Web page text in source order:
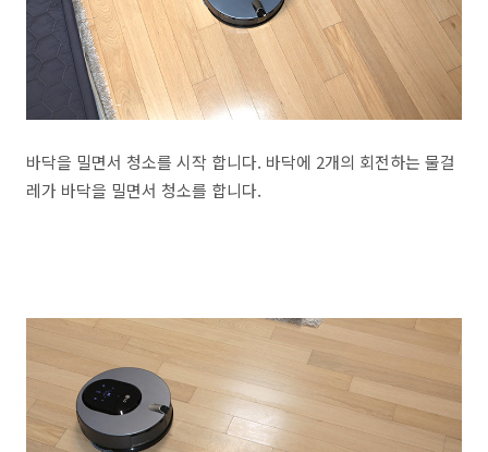
바닥을 밀면서 청소를 시작 합니다. 바닥에 2개의 회전하는 물걸
레가 바닥을 밀면서 청소를 합니다.